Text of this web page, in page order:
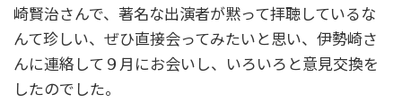
崎賢治さんで、著名な出演者が黙って拝聴しているな
んて珍しい、ぜひ直接会ってみたいと思い、伊勢崎さ
んに連絡して９月にお会いし、いろいろと意見交換を
したのでした。